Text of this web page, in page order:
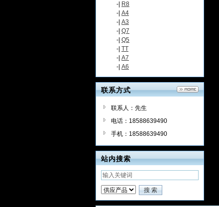
-| R8
-| A4
-| A3
-| Q7
-| Q5
-| TT
-| A7
-| A6
联系方式
联系人：先生
电话：18588639490
手机：18588639490
站内搜索